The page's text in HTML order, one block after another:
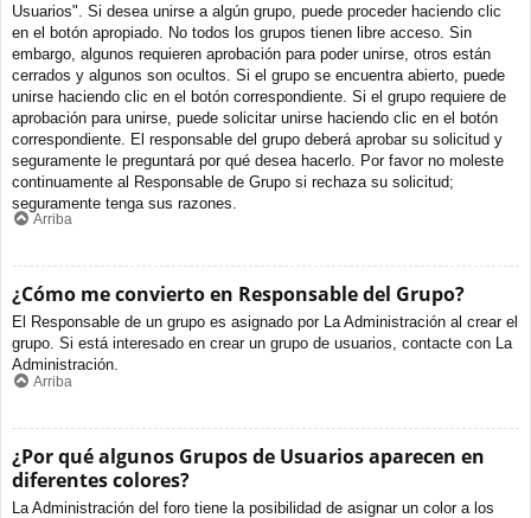
Usuarios". Si desea unirse a algún grupo, puede proceder haciendo clic
en el botón apropiado. No todos los grupos tienen libre acceso. Sin
embargo, algunos requieren aprobación para poder unirse, otros están
cerrados y algunos son ocultos. Si el grupo se encuentra abierto, puede
unirse haciendo clic en el botón correspondiente. Si el grupo requiere de
aprobación para unirse, puede solicitar unirse haciendo clic en el botón
correspondiente. El responsable del grupo deberá aprobar su solicitud y
seguramente le preguntará por qué desea hacerlo. Por favor no moleste
continuamente al Responsable de Grupo si rechaza su solicitud;
seguramente tenga sus razones.
Arriba
¿Cómo me convierto en Responsable del Grupo?
El Responsable de un grupo es asignado por La Administración al crear el
grupo. Si está interesado en crear un grupo de usuarios, contacte con La
Administración.
Arriba
¿Por qué algunos Grupos de Usuarios aparecen en
diferentes colores?
La Administración del foro tiene la posibilidad de asignar un color a los